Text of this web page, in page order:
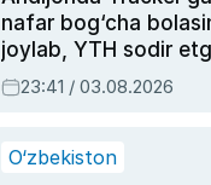
nafar bog‘cha
joylab, YTH sodir
ayolga sud hukmi
23:41 / 03.08.2026
O‘zbekiston